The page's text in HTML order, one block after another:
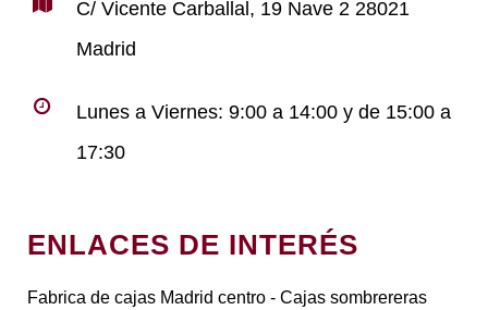
C/ Vicente Carballal, 19 Nave 2 28021
Madrid
Lunes a Viernes: 9:00 a 14:00 y de 15:00 a
17:30
ENLACES DE INTERÉS
Fabrica de cajas Madrid centro - Cajas sombrereras